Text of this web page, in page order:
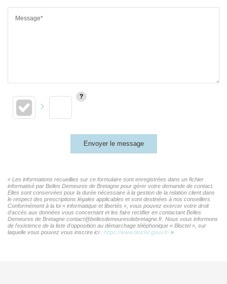
Message*
Envoyer le message
« Les informations recueillies sur ce formulaire sont enregistrées dans un fichier
informatisé par Belles Demeures de Bretagne pour gérer votre demande de contact.
Elles sont conservées pour la durée nécessaire à la gestion de la relation client dans
le respect des prescriptions légales applicables et sont destinées à nos conseillers
Conformément à la loi « informatique et libertés », vous pouvez exercer votre droit
d'accès aux données vous concernant et les faire rectifier en contactant Belles
Demeures de Bretagne contact@bellesdemeuresdebretagne.fr. Nous vous informons
de l'existence de la liste d'opposition au démarchage téléphonique « Bloctel », sur
laquelle vous pouvez vous inscrire ici : https://www.bloctel.gouv.fr/»